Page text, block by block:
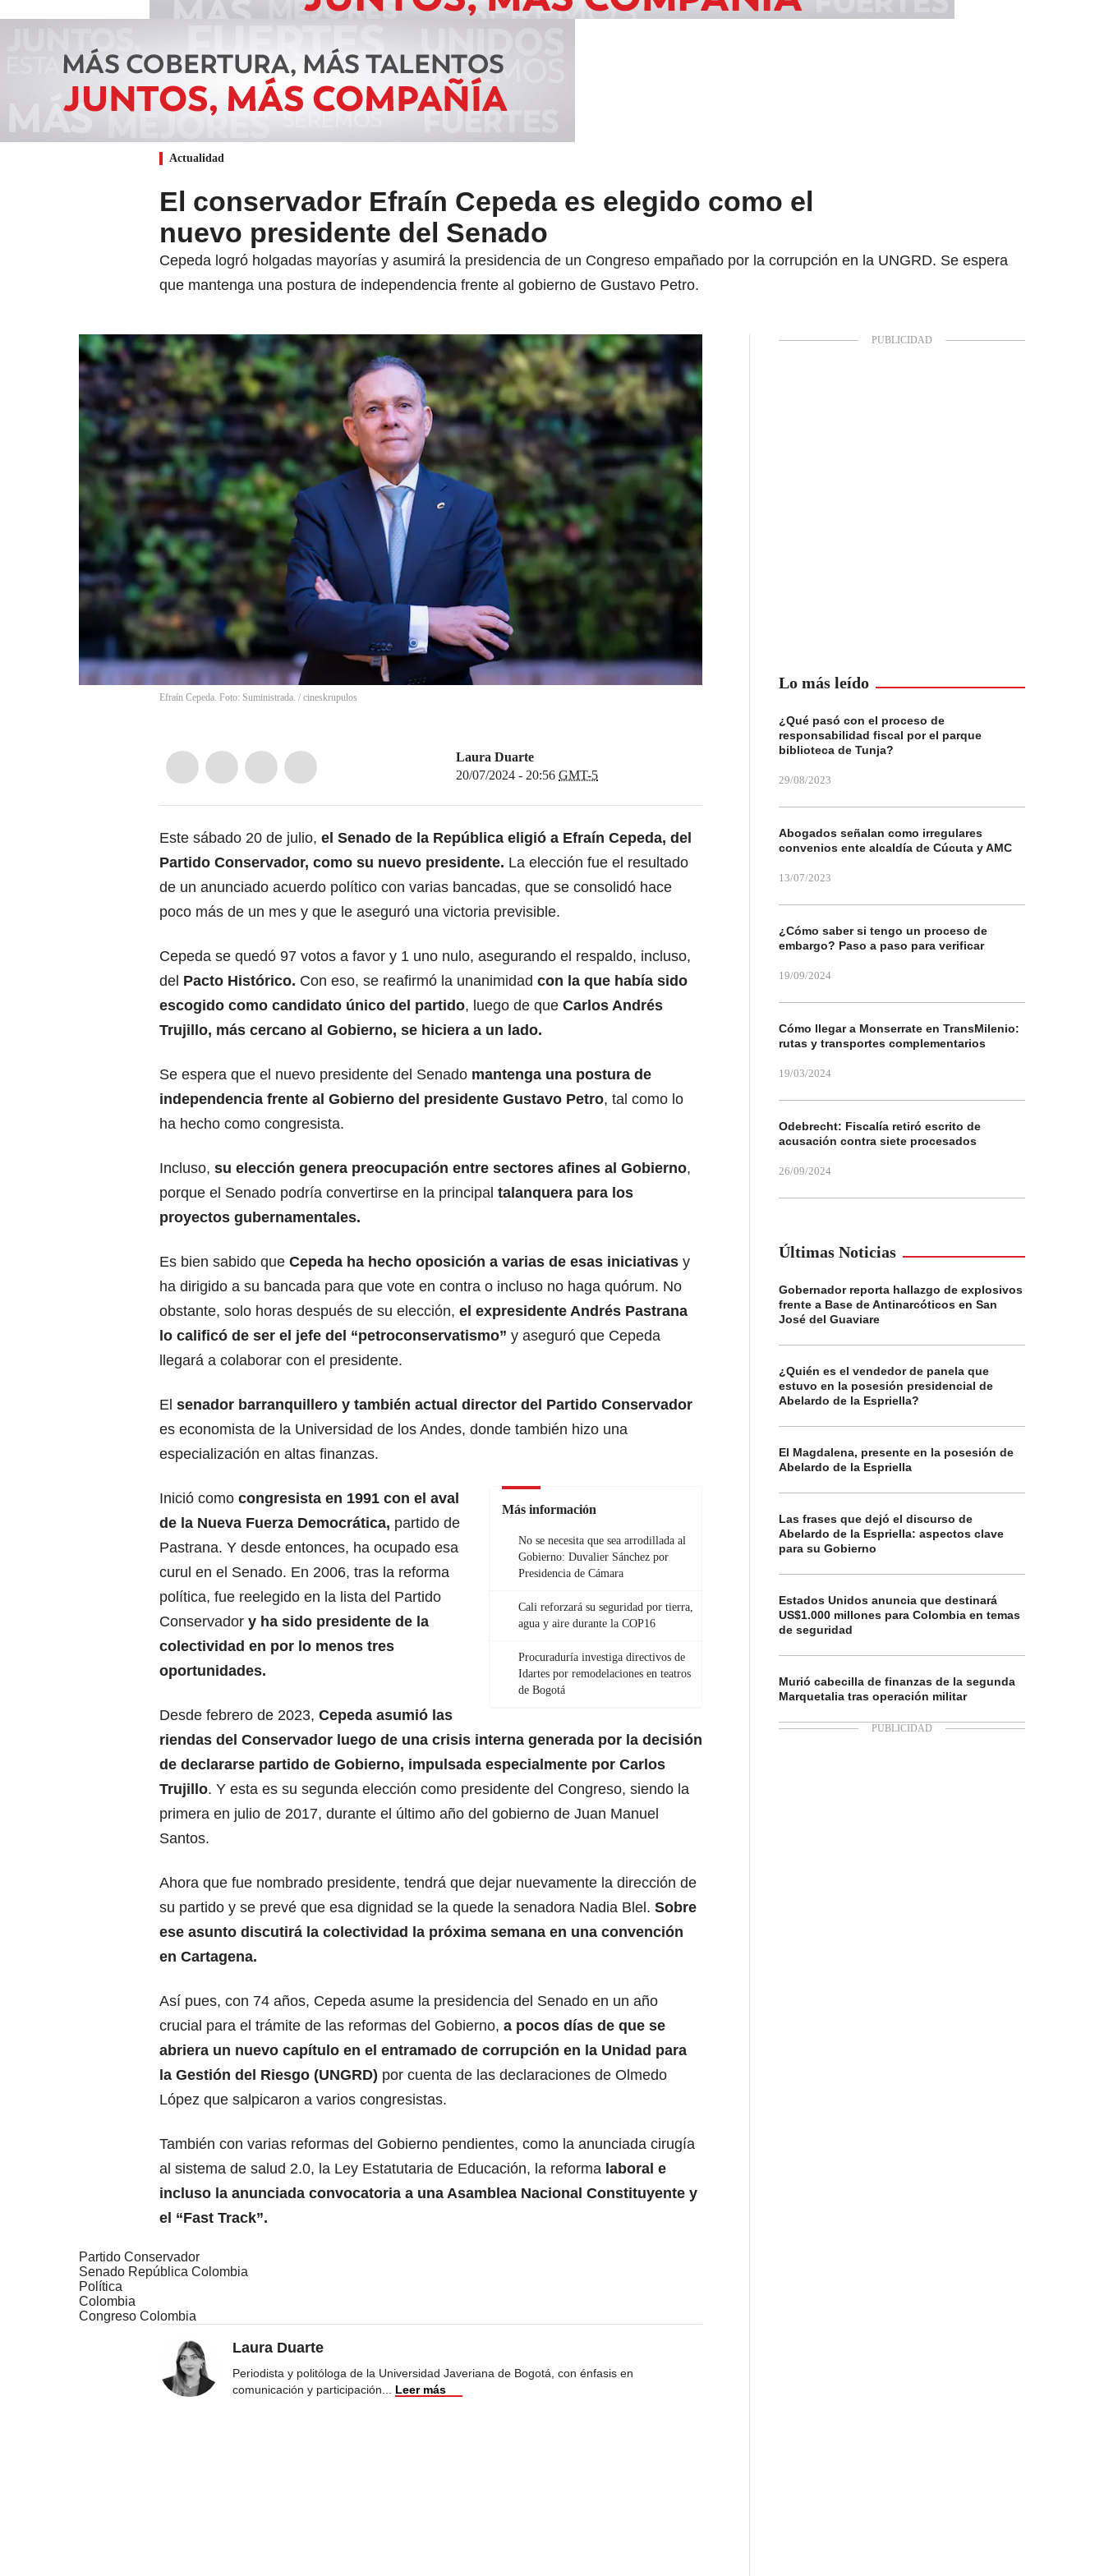
Actualidad
El conservador Efraín Cepeda es elegido como el
nuevo presidente del Senado
Cepeda logró holgadas mayorías y asumirá la presidencia de un Congreso empañado por la corrupción en la UNGRD. Se espera
que mantenga una postura de independencia frente al gobierno de Gustavo Petro.
Efraín Cepeda. Foto: Suministrada. / cineskrupulos
Laura Duarte
20/07/2024 - 20:56 GMT-5
Este sábado 20 de julio, el Senado de la República eligió a Efraín Cepeda, del
Partido Conservador, como su nuevo presidente. La elección fue el resultado
de un anunciado acuerdo político con varias bancadas, que se consolidó hace
poco más de un mes y que le aseguró una victoria previsible.
Cepeda se quedó 97 votos a favor y 1 uno nulo, asegurando el respaldo, incluso,
del Pacto Histórico. Con eso, se reafirmó la unanimidad con la que había sido
escogido como candidato único del partido, luego de que Carlos Andrés
Trujillo, más cercano al Gobierno, se hiciera a un lado.
Se espera que el nuevo presidente del Senado mantenga una postura de
independencia frente al Gobierno del presidente Gustavo Petro, tal como lo
ha hecho como congresista.
Incluso, su elección genera preocupación entre sectores afines al Gobierno,
porque el Senado podría convertirse en la principal talanquera para los
proyectos gubernamentales.
Es bien sabido que Cepeda ha hecho oposición a varias de esas iniciativas y
ha dirigido a su bancada para que vote en contra o incluso no haga quórum. No
obstante, solo horas después de su elección, el expresidente Andrés Pastrana
lo calificó de ser el jefe del “petroconservatismo” y aseguró que Cepeda
llegará a colaborar con el presidente.
El senador barranquillero y también actual director del Partido Conservador
es economista de la Universidad de los Andes, donde también hizo una
especialización en altas finanzas.
Más información
No se necesita que sea arrodillada al
Gobierno: Duvalier Sánchez por
Presidencia de Cámara
Cali reforzará su seguridad por tierra,
agua y aire durante la COP16
Procuraduría investiga directivos de
Idartes por remodelaciones en teatros
de Bogotá
Inició como congresista en 1991 con el aval
de la Nueva Fuerza Democrática, partido de
Pastrana. Y desde entonces, ha ocupado esa
curul en el Senado. En 2006, tras la reforma
política, fue reelegido en la lista del Partido
Conservador y ha sido presidente de la
colectividad en por lo menos tres
oportunidades.
Desde febrero de 2023, Cepeda asumió las
riendas del Conservador luego de una crisis interna generada por la decisión
de declararse partido de Gobierno, impulsada especialmente por Carlos
Trujillo. Y esta es su segunda elección como presidente del Congreso, siendo la
primera en julio de 2017, durante el último año del gobierno de Juan Manuel
Santos.
Ahora que fue nombrado presidente, tendrá que dejar nuevamente la dirección de
su partido y se prevé que esa dignidad se la quede la senadora Nadia Blel. Sobre
ese asunto discutirá la colectividad la próxima semana en una convención
en Cartagena.
Así pues, con 74 años, Cepeda asume la presidencia del Senado en un año
crucial para el trámite de las reformas del Gobierno, a pocos días de que se
abriera un nuevo capítulo en el entramado de corrupción en la Unidad para
la Gestión del Riesgo (UNGRD) por cuenta de las declaraciones de Olmedo
López que salpicaron a varios congresistas.
También con varias reformas del Gobierno pendientes, como la anunciada cirugía
al sistema de salud 2.0, la Ley Estatutaria de Educación, la reforma laboral e
incluso la anunciada convocatoria a una Asamblea Nacional Constituyente y
el “Fast Track”.
Partido Conservador
Senado República Colombia
Política
Colombia
Congreso Colombia
Laura Duarte
Periodista y politóloga de la Universidad Javeriana de Bogotá, con énfasis en
comunicación y participación
Leer más
Lo más leído
¿Qué pasó con el proceso de
responsabilidad fiscal por el parque
biblioteca de Tunja?
29/08/2023
Abogados señalan como irregulares
convenios ente alcaldía de Cúcuta y AMC
13/07/2023
¿Cómo saber si tengo un proceso de
embargo? Paso a paso para verificar
19/09/2024
Cómo llegar a Monserrate en TransMilenio:
rutas y transportes complementarios
19/03/2024
Odebrecht: Fiscalía retiró escrito de
acusación contra siete procesados
26/09/2024
Últimas Noticias
Gobernador reporta hallazgo de explosivos
frente a Base de Antinarcóticos en San
José del Guaviare
¿Quién es el vendedor de panela que
estuvo en la posesión presidencial de
Abelardo de la Espriella?
El Magdalena, presente en la posesión de
Abelardo de la Espriella
Las frases que dejó el discurso de
Abelardo de la Espriella: aspectos clave
para su Gobierno
Estados Unidos anuncia que destinará
US$1.000 millones para Colombia en temas
de seguridad
Murió cabecilla de finanzas de la segunda
Marquetalia tras operación militar